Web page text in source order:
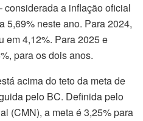
a inflação oficial
5,69% neste ano. Para 2024,
em 4,12%. Para 2025 e
para os dois anos.
acima do teto da meta de
pelo BC. Definida pelo
(CMN), a meta é 3,25% para